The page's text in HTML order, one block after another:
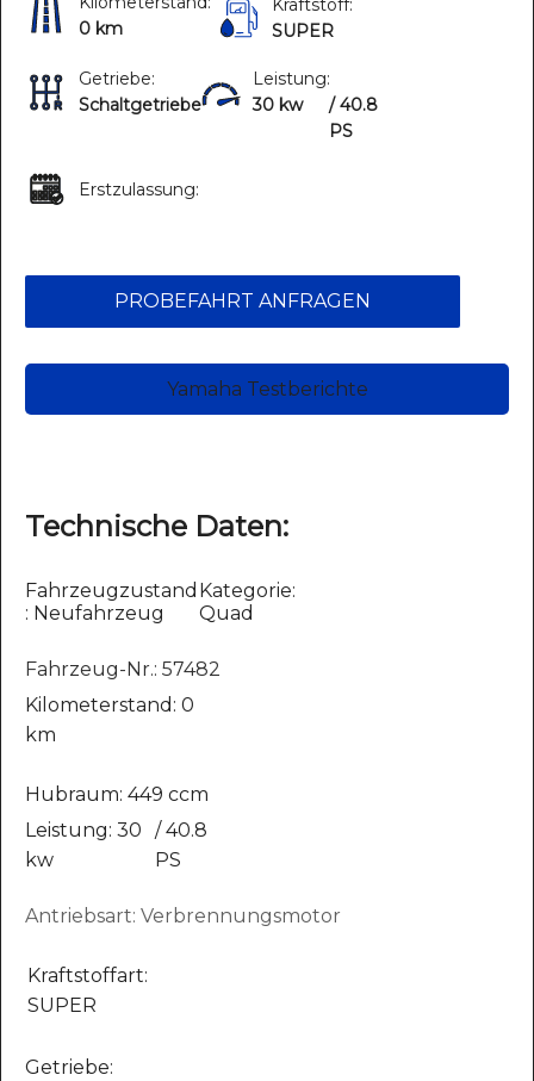
0 km
Kraftstoff:
SUPER
Getriebe:
Schaltgetriebe
Leistung:
30 kw
/ 40.8
PS
Erstzulassung:
PROBEFAHRT ANFRAGEN
Yamaha Testberichte
Technische Daten:
Fahrzeugzustand
: Neufahrzeug
Kategorie:
Quad
Fahrzeug-Nr.: 57482
Kilometerstand: 0
km
Hubraum: 449 ccm
Leistung: 30
kw
/ 40.8
PS
Antriebsart: Verbrennungsmotor
Kraftstoffart:
SUPER
Getriebe: